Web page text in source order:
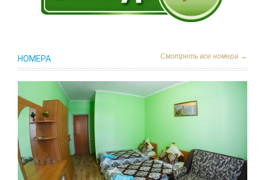
НОМЕРА Смотреть все номера →